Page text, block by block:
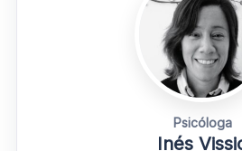
Psicóloga
Inés